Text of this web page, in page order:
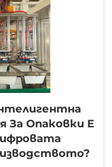
За Опаковки Е